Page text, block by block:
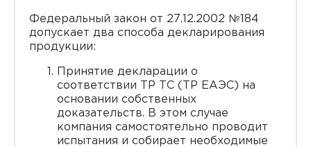
Федеральный закон от 27.12.2002 №184
допускает два способа декларирования
продукции:
Принятие декларации о
соответствии ТР ТС (ТР ЕАЭС) на
основании собственных
доказательств. В этом случае
компания самостоятельно проводит
испытания и собирает необходимые